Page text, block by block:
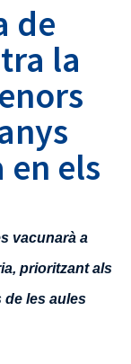
de
la
els
vacunarà a
prioritzant als
de les aules